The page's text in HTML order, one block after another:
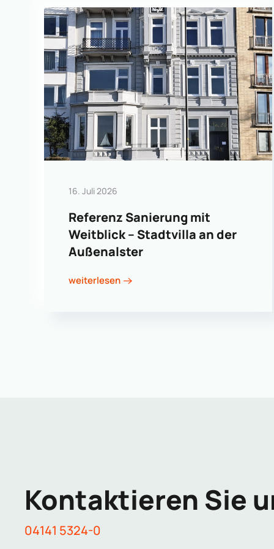
16. Juli 2026
Referenz Sanierung mit
Weitblick – Stadtvilla an der
Außenalster
weiterlesen
Kontaktieren Sie
04141 5324-0